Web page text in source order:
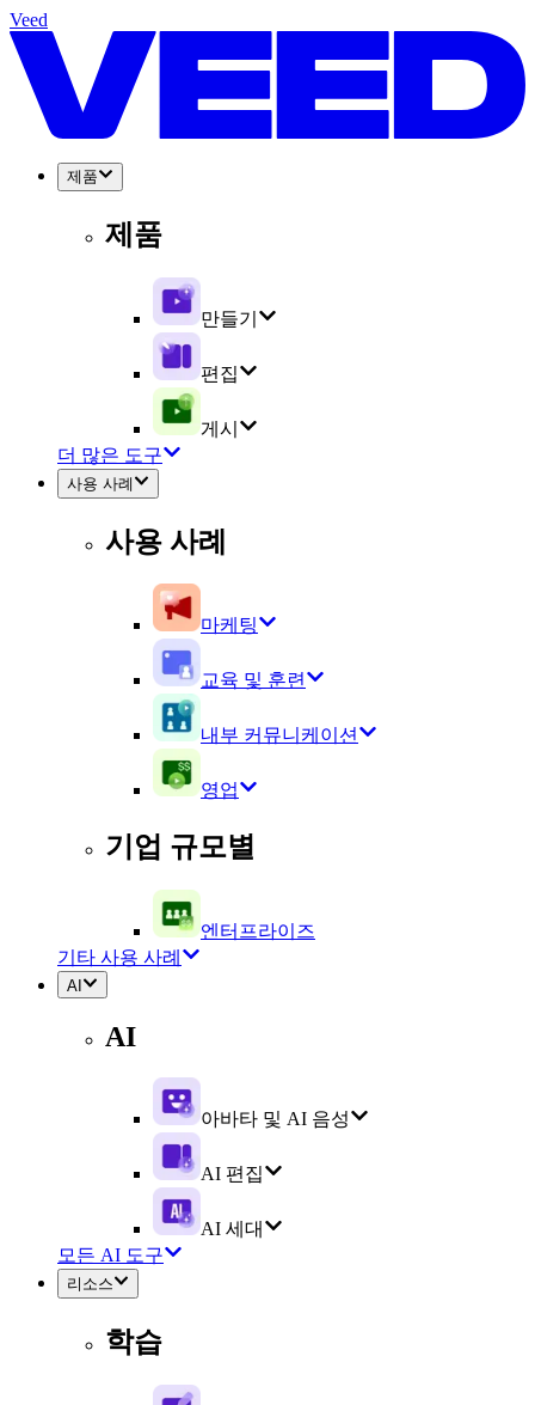
Veed
제품
제품
만들기
편집
게시
더 많은 도구
사용 사례
사용 사례
마케팅
교육 및 훈련
내부 커뮤니케이션
영업
기업 규모별
엔터프라이즈
기타 사용 사례
AI
AI
아바타 및 AI 음성
AI 편집
AI 세대
모든 AI 도구
리소스
학습